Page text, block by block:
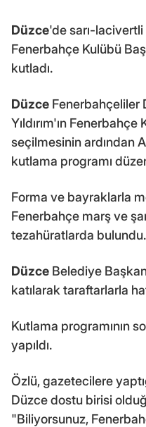
Düzce'de sarı-lacivertli
Fenerbahçe Kulübü
kutladı.
Düzce Fenerbahçeliler
Yıldırım'ın Fenerbahçe
seçilmesinin ardından
kutlama programı
Forma ve bayraklarla
Fenerbahçe marş ve
tezahüratlarda bulundu.
Düzce Belediye
katılarak taraftarlarla
Kutlama programının
yapıldı.
Özlü, gazetecilere
Düzce dostu birisi
"Biliyorsunuz,